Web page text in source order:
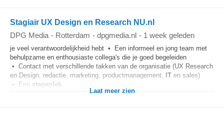
Stagiair UX Design en Research NU.nl
DPG Media - Rotterdam - dpgmedia.nl - 1 week geleden
je veel verantwoordelijkheid hebt • Een informeel en jong team met
behulpzame en enthousiaste collega's die je goed begeleiden
• Contact met verschillende takken van de organisatie (UX Research
en Design, redactie, marketing, productmanagement, IT en sales)
• Een stageplek
Laat meer zien